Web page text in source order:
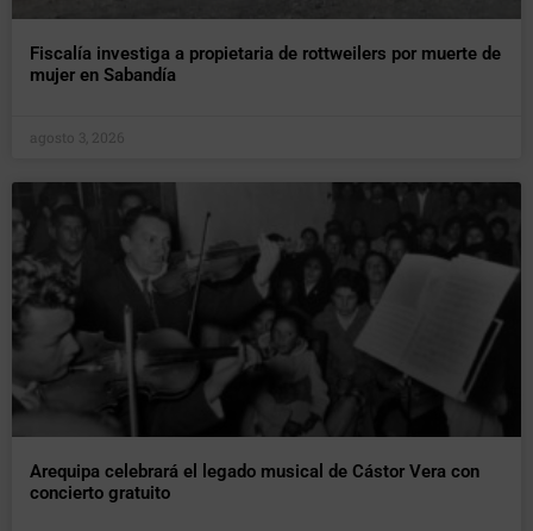
Fiscalía investiga a propietaria de rottweilers por muerte de
mujer en Sabandía
agosto 3, 2026
Arequipa celebrará el legado musical de Cástor Vera con
concierto gratuito